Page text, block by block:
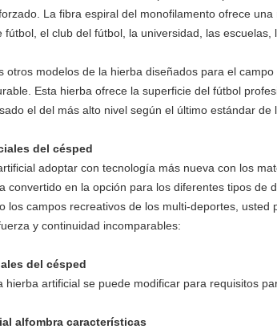
La fibra espiral del monofilamento ofrece
fútbol, el club del fútbol, la universidad, las escuelas,
otros modelos de la hierba diseñados para el
Esta hierba ofrece la superficie del fútbol
el del más alto nivel según el último estándar de
del césped
adoptar con tecnología más nueva con los
convertido en la opción para los diferentes tipos
los campos recreativos de los multi-deportes,
y continuidad incomparables:
del césped
hierba artificial se puede modificar para requisitos
alfombra características